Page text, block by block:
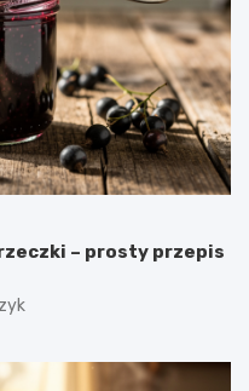
– prosty przepis